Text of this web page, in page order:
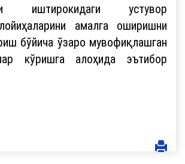
иштирокидаги устувор
амалга оширишни
бўйича ўзаро мувофиқлашган
кўришга алоҳида эътибор